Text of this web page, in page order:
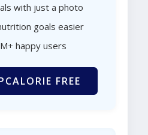
with just a photo
goals easier
happy users
FREE